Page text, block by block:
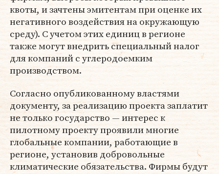
квоты, и зачтены эмитентам при оценке их
негативного воздействия на окружающую
среду). С учетом этих единиц в регионе
также могут внедрить специальный налог
для компаний с углеродоемким
производством.
Согласно опубликованному властями
документу, за реализацию проекта заплатит
не только государство — интерес к
пилотному проекту проявили многие
глобальные компании, работающие в
регионе, установив добровольные
климатические обязательства. Фирмы будут